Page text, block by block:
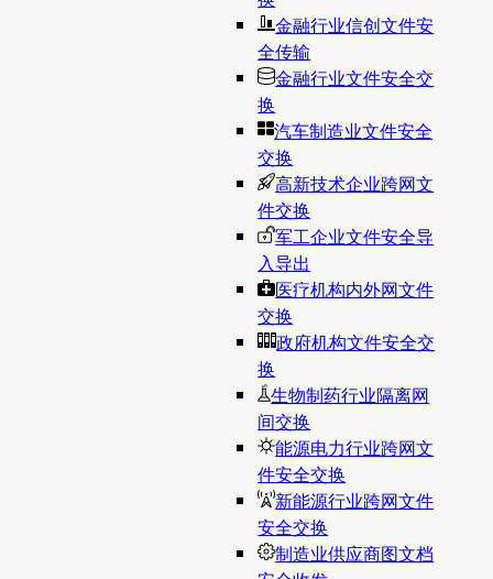
金融行业信创文件安
全传输
金融行业文件安全交
换
汽车制造业文件安全
交换
高新技术企业跨网文
件交换
军工企业文件安全导
入导出
医疗机构内外网文件
交换
政府机构文件安全交
换
生物制药行业隔离网
间交换
能源电力行业跨网文
件安全交换
新能源行业跨网文件
安全交换
制造业供应商图文档